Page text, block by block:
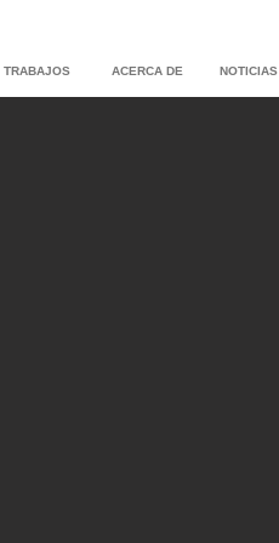
TRABAJOS ACERCA DE NOTICIAS